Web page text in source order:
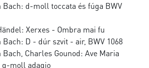
Bach: d-moll toccata és fúga BWV
Xerxes - Ombra mai fu
Bach: D - dúr szvit - air, BWV 1068
Charles Gounod: Ave Maria
g-moll adagio